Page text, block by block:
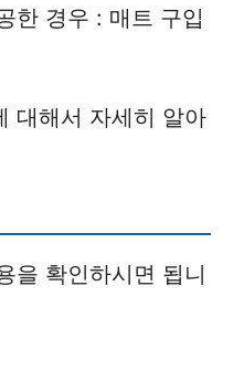
경우 : 매트 구입
대해서 자세히 알아
을 확인하시면 됩니